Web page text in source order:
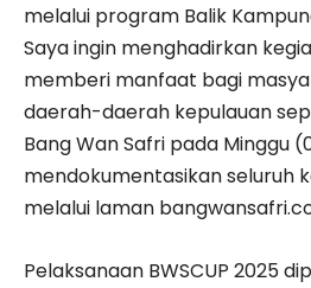
melalui program Balik
Saya ingin menghadirkan
memberi manfaat bagi
daerah-daerah kepulauan
Bang Wan Safri pada Minggu
mendokumentasikan seluruh
melalui laman
Pelaksanaan BWSCUP 2025